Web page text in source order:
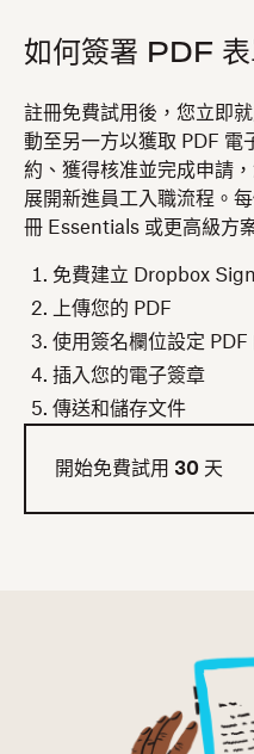
如何簽署 PDF 表
註冊免費試用後，您立即
動至另一方以獲取 PDF 電
約、獲得核准並完成申請
展開新進員工入職流程。
冊 Essentials 或更高級方
免費建立 Dropbox
上傳您的 PDF
使用簽名欄位設定 PDF
插入您的電子簽章
傳送和儲存文件
開始免費試用 30 天